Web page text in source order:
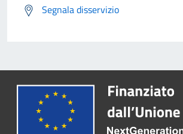
Segnala disservizio